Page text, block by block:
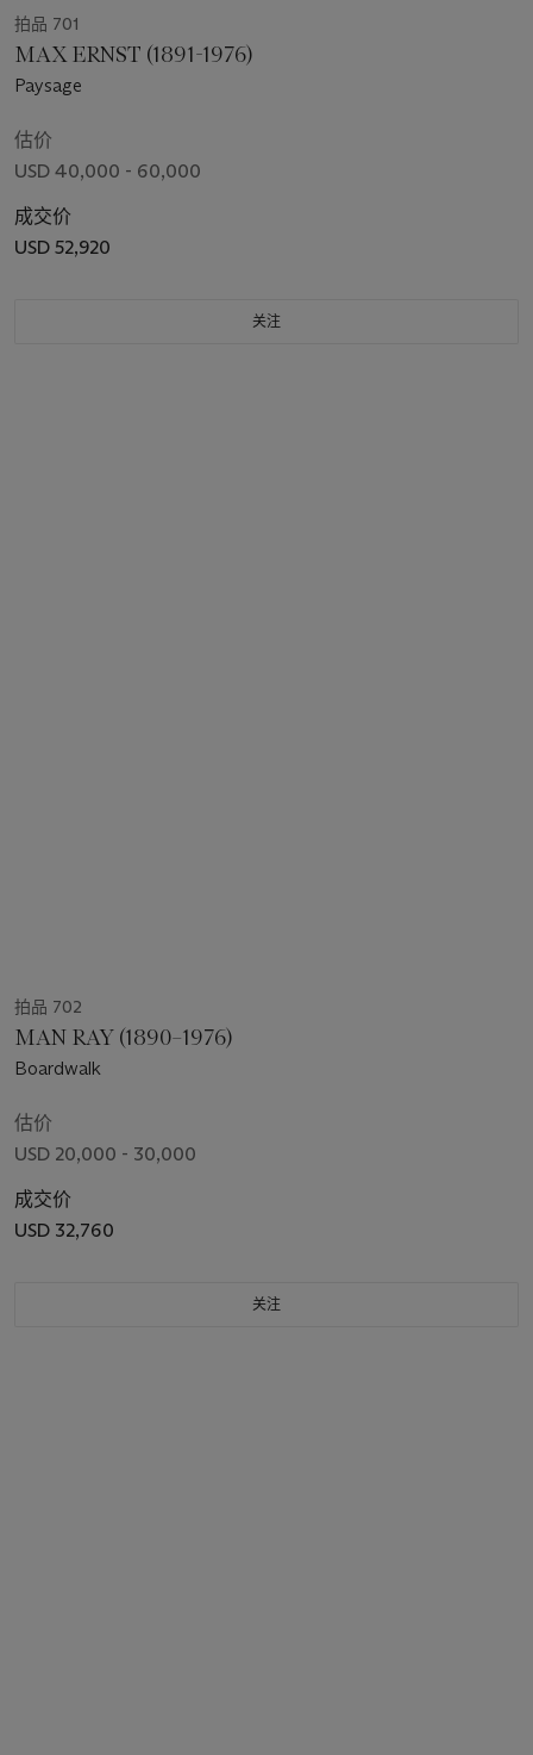
拍品 701
MAX ERNST (1891-1976)
Paysage
估价
USD 40,000 - 60,000
成交价
USD 52,920
关注
拍品 702
MAN RAY (1890–1976)
Boardwalk
估价
USD 20,000 - 30,000
成交价
USD 32,760
关注